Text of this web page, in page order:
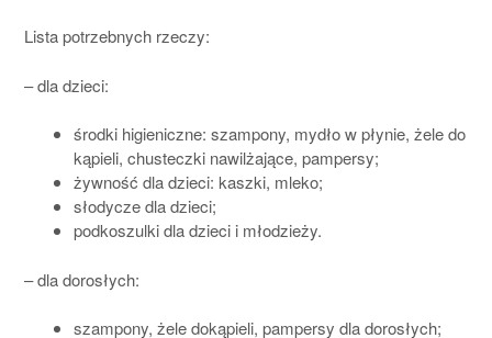
Lista potrzebnych rzeczy:
– dla dzieci:
środki higieniczne: szampony, mydło w płynie, żele do
kąpieli, chusteczki nawilżające, pampersy;
żywność dla dzieci: kaszki, mleko;
słodycze dla dzieci;
podkoszulki dla dzieci i młodzieży.
– dla dorosłych:
szampony, żele dokąpieli, pampersy dla dorosłych;